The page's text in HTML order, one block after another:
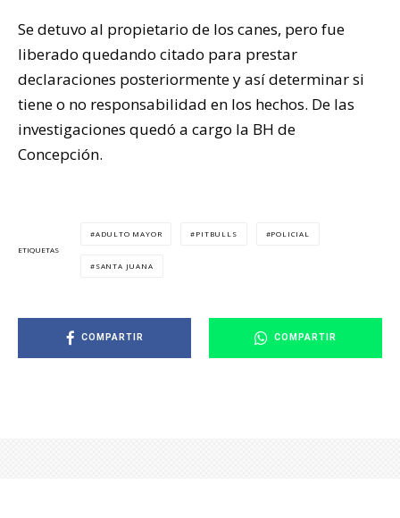
Se detuvo al propietario de los canes, pero fue
liberado quedando citado para prestar
declaraciones posteriormente y así determinar si
tiene o no responsabilidad en los hechos. De las
investigaciones quedó a cargo la BH de
Concepción.
ETIQUETAS
ADULTO MAYOR PITBULLS POLICIAL
SANTA JUANA
COMPARTIR COMPARTIR